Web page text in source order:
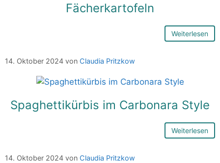
Fächerkartofeln
Weiterlesen
14. Oktober 2024 von Claudia Pritzkow
Spaghettikürbis im Carbonara Style
Weiterlesen
14. Oktober 2024 von Claudia Pritzkow